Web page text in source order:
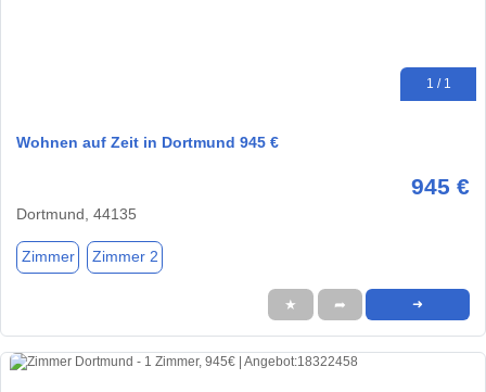
1 / 1
Wohnen auf Zeit in Dortmund 945 €
945 €
Dortmund, 44135
Zimmer Zimmer 2
★ ➦ ➜